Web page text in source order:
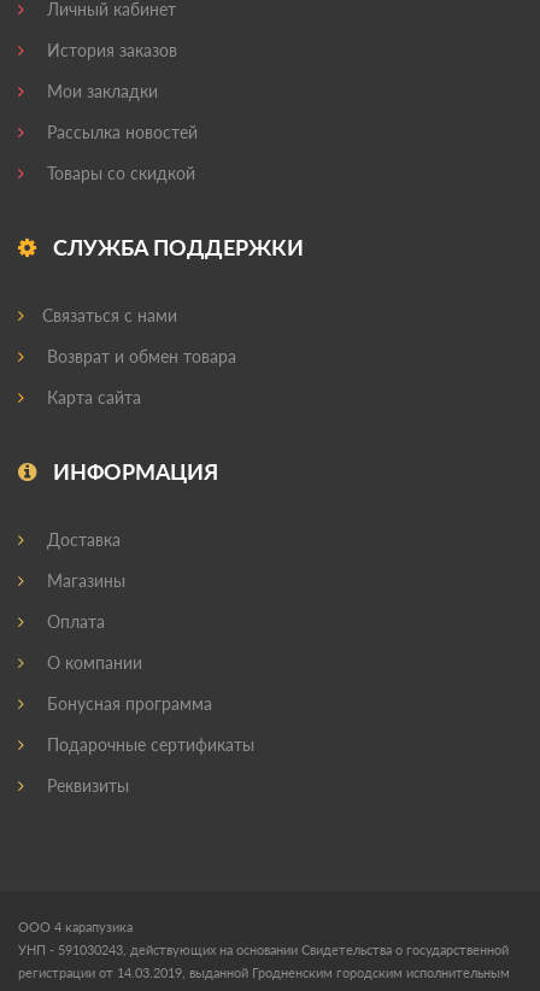
Личный кабинет
История заказов
Мои закладки
Рассылка новостей
Товары со скидкой
СЛУЖБА ПОДДЕРЖКИ
Связаться с нами
Возврат и обмен товара
Карта сайта
ИНФОРМАЦИЯ
Доставка
Магазины
Оплата
О компании
Бонусная программа
Подарочные сертификаты
Реквизиты
ООО 4 карапузика
УНП - 591030243, действующих на основании Свидетельства о государственной
регистрации от 14.03.2019, выданной Гродненским городским исполнительным